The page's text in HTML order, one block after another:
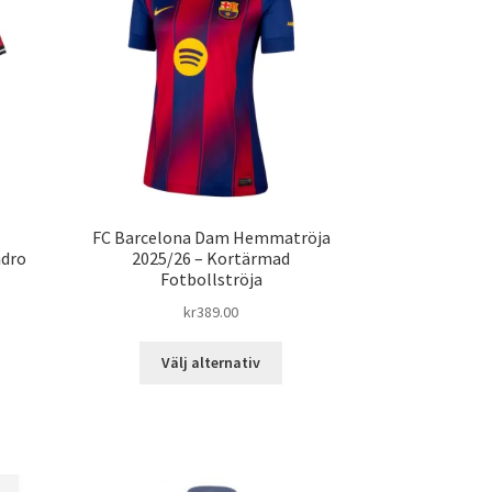
FC Barcelona Dam Hemmatröja
2025/26 – Kortärmad
Fotbollströja
kr389.00
Välj alternativ